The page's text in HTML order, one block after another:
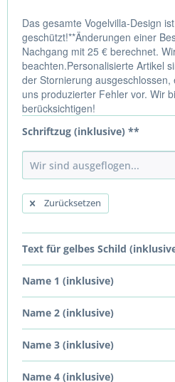
Das gesamte Vogelvilla-Design
geschützt!**Änderungen einer
Nachgang mit 25 € berechnet.
beachten.Personalisierte Artikel
der Stornierung
uns produzierter Fehler vor. Wir
berücksichtigen!
Schriftzug (inklusive) **
Zurücksetzen
Text für gelbes Schild
Name 1 (inklusive)
Name 2 (inklusive)
Name 3 (inklusive)
Name 4 (inklusive)